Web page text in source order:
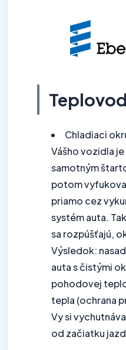
Chladiaci
Vášho vozidla
samotným
potom
priamo cez
systém auta.
sa rozpúšťajú,
Výsledok:
auta s čistými
pohodovej
tepla (ochrana
Vy si
od začiatku